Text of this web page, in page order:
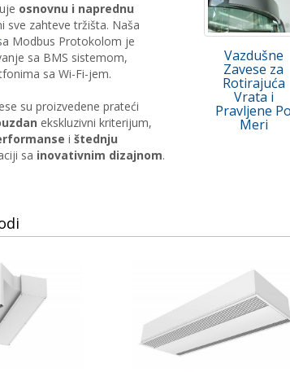
osnovnu i naprednu
sve zahteve tržišta. Naša
Modbus Protokolom je
sa BMS sistemom,
sa Wi-Fi-jem.
su proizvedene prateći
ekskluzivni kriterijum,
i štednju
sa inovativnim dizajnom.
Vazdušne
Zavese za
Rotirajuća
Vrata i
Pravljene Po
Meri